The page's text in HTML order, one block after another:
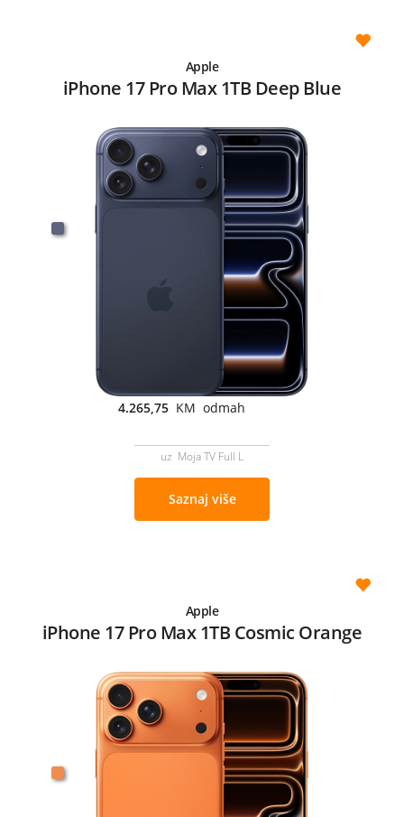
Apple
iPhone 17 Pro Max 1TB Deep Blue
4.265,75 KM odmah
uz Moja TV Full L
Saznaj više
Apple
iPhone 17 Pro Max 1TB Cosmic Orange